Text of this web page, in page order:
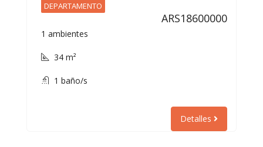
DEPARTAMENTO
ARS18600000
1 ambientes
34 m²
1 baño/s
Detalles